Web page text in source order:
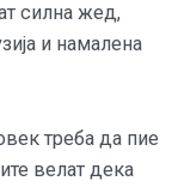
силна жед,
и намалена
треба да пие
велат дека